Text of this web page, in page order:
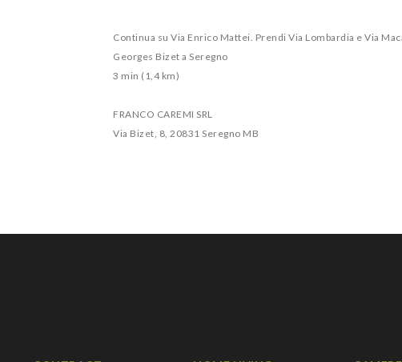
Continua su Via Enrico Mattei. Prendi Via Lombardia e Via
Georges Bizet a Seregno
3 min (1,4 km)
FRANCO CAREMI SRL
Via Bizet, 8, 20831 Seregno MB